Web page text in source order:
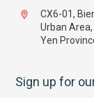
CX6-01,
Urban
Yen
Sign up for